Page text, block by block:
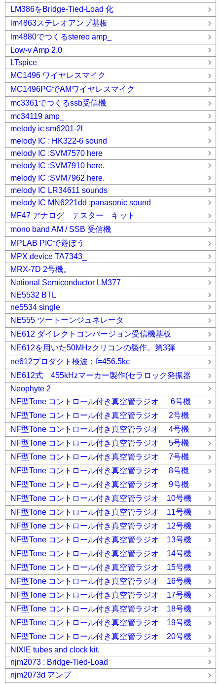
LM386をBridge-Tied-Load 化
lm4863ステレオアンプ基板
lm4880でつくるstereo amp_
Low-v Amp 2.0_
LTspice
MC1496 ワイヤレスマイク
MC1496PGでAMワイヤレスマイク
mc3361でつくるssb受信機
mc34119 amp_
melody ic sm6201-2l
melody IC : HK322-6 sound
melody IC :SVM7570 here
melody IC :SVM7910 here.
melody IC :SVM7962 here.
melody IC LR34611 sounds
melody IC MN6221dd :panasonic sound
MF47 アナログ テスター キット
mono band AM / SSB 受信機
MPLAB PICで遊ぼう
MPX device TA7343_
MRX-7D 2号機。
National Semiconductor LM377
NE5532 BTL
ne5534 single
NE555 ツートーンジュネレータ
NE612 ダイレクトコンバージョン受信機基板
NE612を用いた50MHzクリコンの製作。第3弾
ne612プロダクト検波：f=456.5kc
NE612式 455kHzマーカー製作(セラロック発振器
Neophyte 2
NF型Tone コントロール付き真空管ラジオ 6号機
NF型Tone コントロール付き真空管ラジオ 2号機
NF型Tone コントロール付き真空管ラジオ 4号機
NF型Tone コントロール付き真空管ラジオ 5号機
NF型Tone コントロール付き真空管ラジオ 7号機
NF型Tone コントロール付き真空管ラジオ 8号機
NF型Tone コントロール付き真空管ラジオ 9号機
NF型Tone コントロール付き真空管ラジオ 10号機
NF型Tone コントロール付き真空管ラジオ 11号機
NF型Tone コントロール付き真空管ラジオ 12号機
NF型Tone コントロール付き真空管ラジオ 13号機
NF型Tone コントロール付き真空管ラジオ 14号機
NF型Tone コントロール付き真空管ラジオ 15号機
NF型Tone コントロール付き真空管ラジオ 16号機
NF型Tone コントロール付き真空管ラジオ 17号機
NF型Tone コントロール付き真空管ラジオ 18号機
NF型Tone コントロール付き真空管ラジオ 19号機
NF型Tone コントロール付き真空管ラジオ 20号機
NIXIE tubes and clock kit.
njm2073 : Bridge-Tied-Load
njm2073d アンプ